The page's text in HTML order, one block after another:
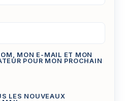
MON E-MAIL ET MON
POUR MON PROCHAIN
LES NOUVEAUX